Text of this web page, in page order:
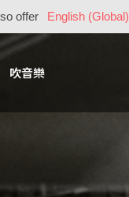
offer English (Global)
吹音樂